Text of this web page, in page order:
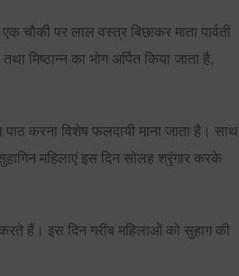
चौकी पर लाल वस्त्र बिछाकर माता पार्वती
मिष्ठान्न का भोग अर्पित किया जाता है,
पाठ करना विशेष फलदायी माना जाता है। साथ
महिलाएं इस दिन सोलह श्रृंगार करके
हैं। इस दिन गरीब महिलाओं को सुहाग की